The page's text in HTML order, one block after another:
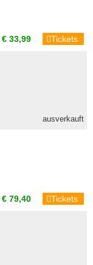
€ 33,99 Tickets
ausverkauft
€ 79,40 Tickets